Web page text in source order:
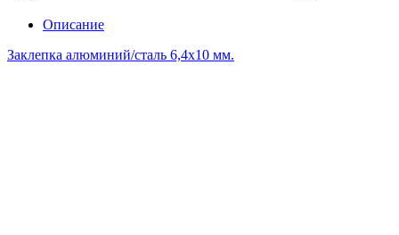
Описание
Заклепка алюминий/сталь 6,4х10 мм.